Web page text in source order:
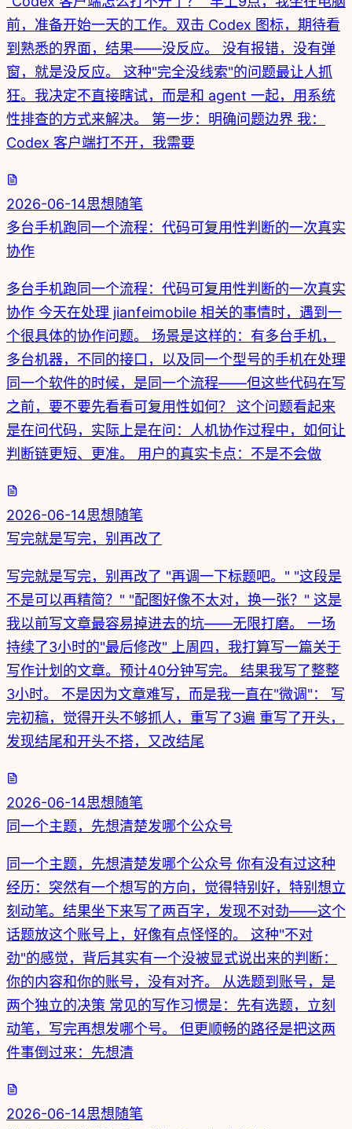
前，准备开始一天的工作。双击 Codex 图标，期待看
到熟悉的界面，结果——没反应。 没有报错，没有弹
窗，就是没反应。 这种"完全没线索"的问题最让人抓
狂。我决定不直接瞎试，而是和 agent 一起，用系统
性排查的方式来解决。 第一步：明确问题边界 我：
Codex 客户端打不开，我需要
2026-06-14思想随笔
多台手机跑同一个流程：代码可复用性判断的一次真实
协作
多台手机跑同一个流程：代码可复用性判断的一次真实
协作 今天在处理 jianfeimobile 相关的事情时，遇到一
个很具体的协作问题。 场景是这样的：有多台手机，
多台机器，不同的接口，以及同一个型号的手机在处理
同一个软件的时候，是同一个流程——但这些代码在写
之前，要不要先看看可复用性如何？ 这个问题看起来
是在问代码，实际上是在问：人机协作过程中，如何让
判断链更短、更准。 用户的真实卡点：不是不会做
2026-06-14思想随笔
写完就是写完，别再改了
写完就是写完，别再改了 "再调一下标题吧。" "这段是
不是可以再精简？" "配图好像不太对，换一张？" 这是
我以前写文章最容易掉进去的坑——无限打磨。 一场
持续了3小时的"最后修改" 上周四，我打算写一篇关于
写作计划的文章。预计40分钟写完。 结果我写了整整
3小时。 不是因为文章难写，而是我一直在"微调"： 写
完初稿，觉得开头不够抓人，重写了3遍 重写了开头，
发现结尾和开头不搭，又改结尾
2026-06-14思想随笔
同一个主题，先想清楚发哪个公众号
同一个主题，先想清楚发哪个公众号 你有没有过这种
经历：突然有一个想写的方向，觉得特别好，特别想立
刻动笔。结果坐下来写了两百字，发现不对劲——这个
话题放这个账号上，好像有点怪怪的。 这种"不对
劲"的感觉，背后其实有一个没被显式说出来的判断：
你的内容和你的账号，没有对齐。 从选题到账号，是
两个独立的决策 常见的写作习惯是：先有选题，立刻
动笔，写完再想发哪个号。 但更顺畅的路径是把这两
件事倒过来：先想清
2026-06-14思想随笔